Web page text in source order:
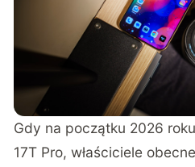
Gdy na początku 2026
17T Pro, właściciele